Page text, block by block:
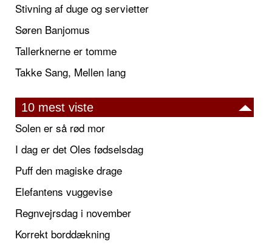
Stivning af duge og servietter
Søren Banjomus
Tallerknerne er tomme
Takke Sang, Mellen lang
10 mest viste
Solen er så rød mor
I dag er det Oles fødselsdag
Puff den magiske drage
Elefantens vuggevise
Regnvejrsdag i november
Korrekt borddækning